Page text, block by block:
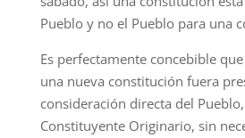
Pueblo y no el Pueblo para una
Es perfectamente concebible
una nueva constitución fuera
consideración directa del
Constituyente Originario, sin